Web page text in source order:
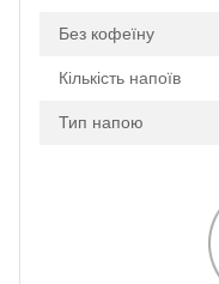
Без кофеїну
Кількість напоїв
Тип напою